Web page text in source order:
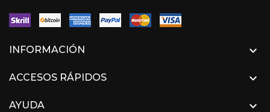
INFORMACIÓN 
ACCESOS RÁPIDOS 
AYUDA 